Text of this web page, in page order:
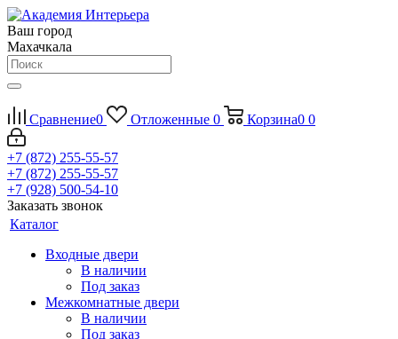
Ваш город
Махачкала
Сравнение0 Отложенные 0 Корзина0 0
+7 (872) 255-55-57
+7 (872) 255-55-57
+7 (928) 500-54-10
Заказать звонок
Каталог
Входные двери
В наличии
Под заказ
Межкомнатные двери
В наличии
Под заказ